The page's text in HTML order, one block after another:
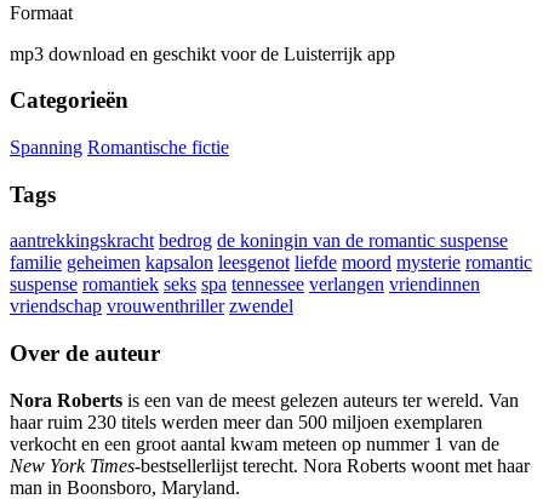
Formaat
mp3 download en geschikt voor de Luisterrijk app
Categorieën
Spanning Romantische fictie
Tags
aantrekkingskracht bedrog de koningin van de romantic suspense
familie geheimen kapsalon leesgenot liefde moord mysterie romantic
suspense romantiek seks spa tennessee verlangen vriendinnen
vriendschap vrouwenthriller zwendel
Over de auteur
Nora Roberts is een van de meest gelezen auteurs ter wereld. Van
haar ruim 230 titels werden meer dan 500 miljoen exemplaren
verkocht en een groot aantal kwam meteen op nummer 1 van de
New York Times-bestsellerlijst terecht. Nora Roberts woont met haar
man in Boonsboro, Maryland.